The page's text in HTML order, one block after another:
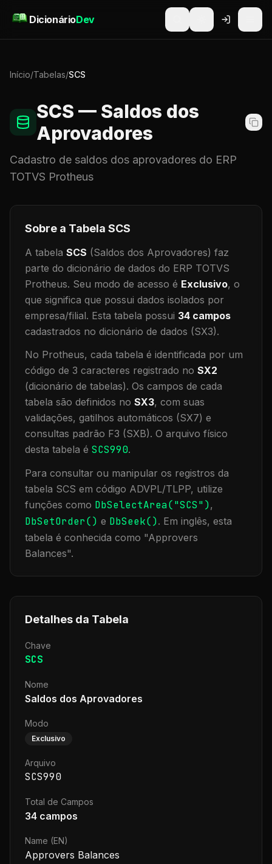
DicionárioDev
Início/Tabelas/SCS
SCS — Saldos dos
Aprovadores
Cadastro de saldos dos aprovadores do ERP
TOTVS Protheus
Sobre a Tabela SCS
A tabela SCS (Saldos dos Aprovadores) faz
parte do dicionário de dados do ERP TOTVS
Protheus. Seu modo de acesso é Exclusivo, o
que significa que possui dados isolados por
empresa/filial. Esta tabela possui 34 campos
cadastrados no dicionário de dados (SX3).
No Protheus, cada tabela é identificada por um
código de 3 caracteres registrado no SX2
(dicionário de tabelas). Os campos de cada
tabela são definidos no SX3, com suas
validações, gatilhos automáticos (SX7) e
consultas padrão F3 (SXB). O arquivo físico
desta tabela é SCS990.
Para consultar ou manipular os registros da
tabela SCS em código ADVPL/TLPP, utilize
funções como DbSelectArea("SCS"),
DbSetOrder() e DbSeek(). Em inglês, esta
tabela é conhecida como "Approvers
Balances".
Detalhes da Tabela
Chave
SCS
Nome
Saldos dos Aprovadores
Modo
Exclusivo
Arquivo
SCS990
Total de Campos
34 campos
Name (EN)
Approvers Balances